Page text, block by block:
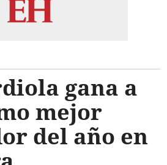
gana a
mejor
del año en